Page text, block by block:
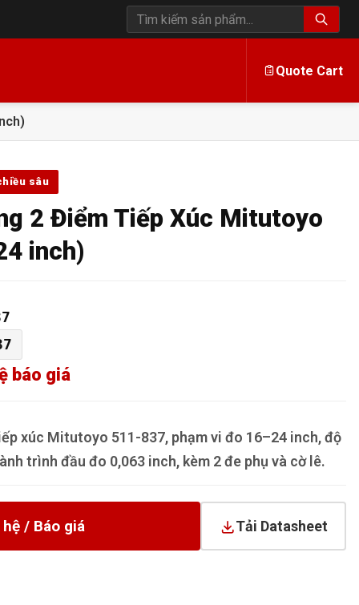
Tìm kiếm sản phẩm
Quote Cart
sâu
2 Điểm Tiếp Xúc Mitutoyo
inch)
báo giá
xúc Mitutoyo 511-837, phạm vi đo 16–24 inch, độ
trình đầu đo 0,063 inch, kèm 2 đe phụ và cờ lê.
/ Báo giá Tải Datasheet